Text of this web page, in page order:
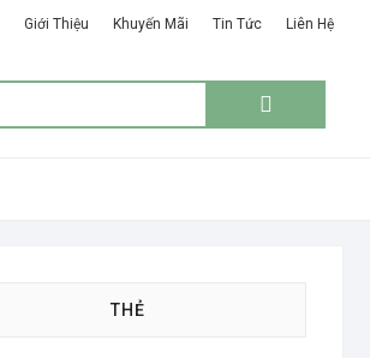
Giới Thiệu Khuyến Mãi Tin Tức Liên Hệ
THẺ